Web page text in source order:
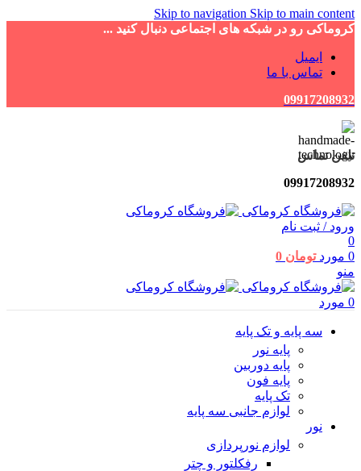
Skip to navigation Skip to main content
کروماکی رو در شبکه های اجتماعی دنبال کنید ...
ایمیل
تماس با ما
09917208932
تلفن تماس
09917208932
ورود / ثبت نام
0
0 مورد تومان
منو
0 مورد
سه پایه و تک پایه
پایه نور
پایه دوربین
پایه فون
تک پایه
لوازم جانبی سه پایه
نور
لوازم نورپردازی
رفکلتور و چتر